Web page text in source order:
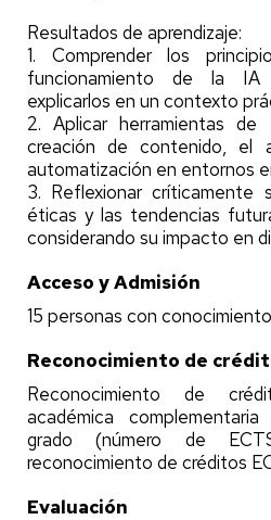
Resultados de aprendizaje:
1. Comprender los
funcionamiento de la
explicarlos en un contexto
2. Aplicar herramientas
creación de contenido, el
automatización en entornos
3. Reflexionar críticamente
éticas y las tendencias
considerando su impacto en
Acceso y Admisión
15 personas con
Reconocimiento de
Reconocimiento de
académica
grado (número de
reconocimiento de créditos
Evaluación